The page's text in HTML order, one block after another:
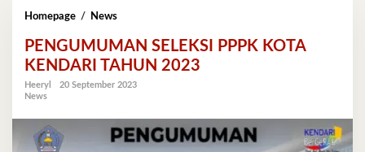
Homepage / NewsPENGUMUMAN
PPPK
KOTA
KENDARI
TAHUN
PENGUMUMAN SELEKSI PPPK KOTA
KENDARI TAHUN 2023
Heeryl
20 September 2023
News